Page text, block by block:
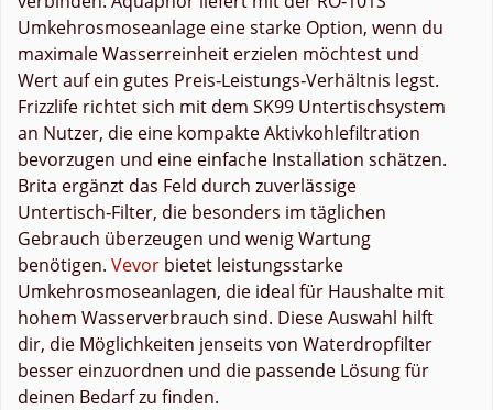
Umkehrosmoseanlage eine starke Option, wenn du
maximale Wasserreinheit erzielen möchtest und
Wert auf ein gutes Preis‑Leistungs‑Verhältnis legst.
Frizzlife richtet sich mit dem SK99 Untertischsystem
an Nutzer, die eine kompakte Aktivkohlefiltration
bevorzugen und eine einfache Installation schätzen.
Brita ergänzt das Feld durch zuverlässige
Untertisch‑Filter, die besonders im täglichen
Gebrauch überzeugen und wenig Wartung
benötigen. Vevor bietet leistungsstarke
Umkehrosmoseanlagen, die ideal für Haushalte mit
hohem Wasserverbrauch sind. Diese Auswahl hilft
dir, die Möglichkeiten jenseits von Waterdropfilter
besser einzuordnen und die passende Lösung für
deinen Bedarf zu finden.